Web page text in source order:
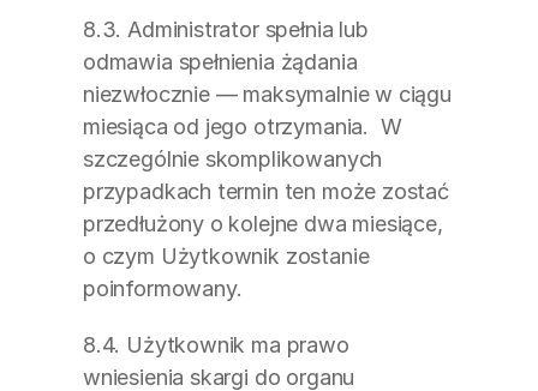
8.3. Administrator spełnia lub
odmawia spełnienia żądania
niezwłocznie — maksymalnie w ciągu
miesiąca od jego otrzymania.  W
szczególnie skomplikowanych
przypadkach termin ten może zostać
przedłużony o kolejne dwa miesiące,
o czym Użytkownik zostanie
poinformowany.
8.4. Użytkownik ma prawo
wniesienia skargi do organu